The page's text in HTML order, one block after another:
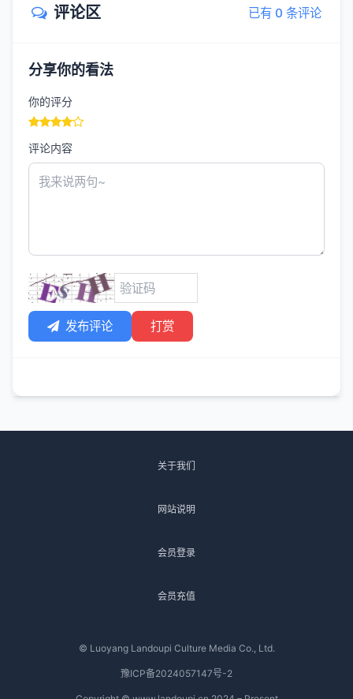
评论区 已有 0 条评论
分享你的看法
你的评分
评论内容
发布评论 打赏
关于我们
网站说明
会员登录
会员充值
© Luoyang Landoupi Culture Media Co., Ltd.
豫ICP备2024057147号-2